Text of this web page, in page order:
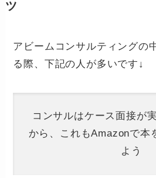
ツ
アビームコンサルティングの
る際、下記の人が多いです↓
コンサルはケース面接が
から、これもAmazonで本
よう